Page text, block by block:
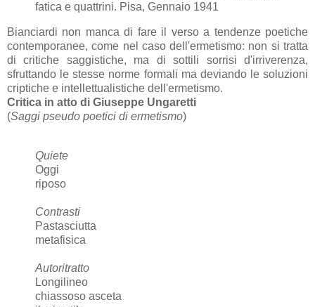
fatica e quattrini. Pisa, Gennaio 1941
Bianciardi non manca di fare il verso a tendenze poetiche
contemporanee, come nel caso dell'ermetismo: non si tratta
di critiche saggistiche, ma di sottili sorrisi d'irriverenza,
sfruttando le stesse norme formali ma deviando le soluzioni
criptiche e intellettualistiche dell'ermetismo.
Critica in atto di Giuseppe Ungaretti
(Saggi pseudo poetici di ermetismo)
Quiete
Oggi
riposo
Contrasti
Pastasciutta
metafisica
Autoritratto
Longilineo
chiassoso asceta